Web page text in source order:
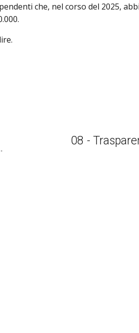
che, nel corso del 2025,
08 -